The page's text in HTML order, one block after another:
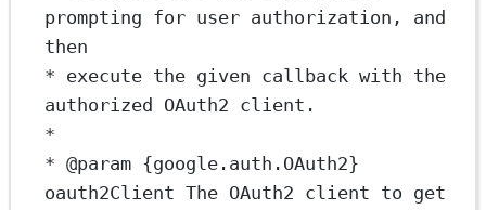
prompting for user authorization, and
then
* execute the given callback with the
authorized OAuth2 client.
*
* @param {google.auth.OAuth2}
oauth2Client The OAuth2 client to get